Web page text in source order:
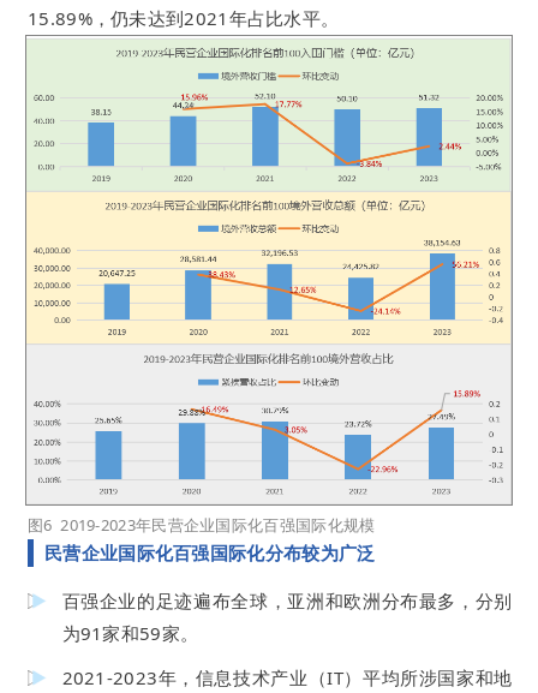
15.89%，仍未达到2021年占比水平。
图6 2019-2023年民营企业国际化百强国际化规模
民营企业国际化百强国际化分布较为广泛
百强企业的足迹遍布全球，亚洲和欧洲分布最多，分别
为91家和59家。
2021-2023年，信息技术产业（IT）平均所涉国家和地